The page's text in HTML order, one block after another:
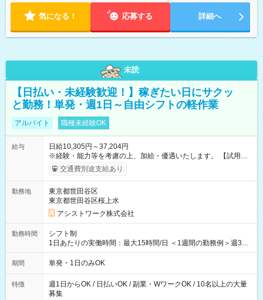
気になる！ 応募する 詳細へ
未読
【日払い・未経験歓迎！】稼ぎたい日にサクッ
と勤務！単発・週1日～自由シフトの軽作業
アルバイト 職種未経験OK
給与
日給10,305円～37,204円
※経験・能力等を考慮の上、加給・優遇いたします。 【試用期
間】試用期間なし
交通費別途支給あり
勤務地
東京都世田谷区
東京都世田谷区桜上水
アシストワーク株式会社
勤務時間
シフト制
1日あたりの実働時間：最大15時間/日 ＜1週間の勤務例＞週3回
勤務 勤務：月・水・金 休み：火・木・土・日 好きな時にお仕事
可能です！ ※1日あたりの最大実働時間は日勤、夜勤共に勤務し
期間 単発・1日のみOK
特徴
週1日からOK / 日払いOK / 副業・WワークOK / 10名以上の大量
募集